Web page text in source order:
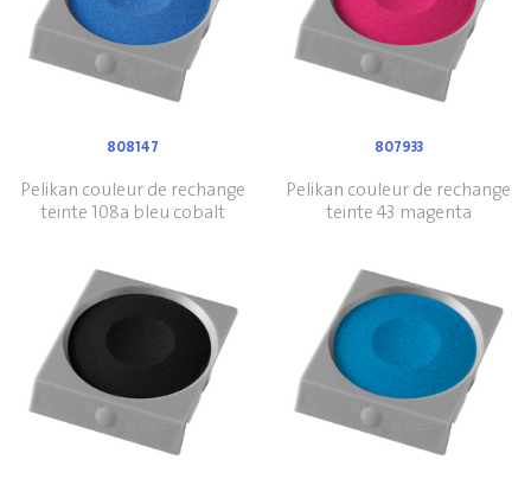
808147
Pelikan couleur de rechange
teinte 108a bleu cobalt
807933
Pelikan couleur de rechange
teinte 43 magenta